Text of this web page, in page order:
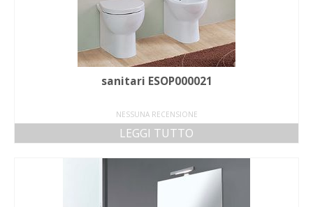
sanitari ESOP000021
NESSUNA RECENSIONE
LEGGI TUTTO